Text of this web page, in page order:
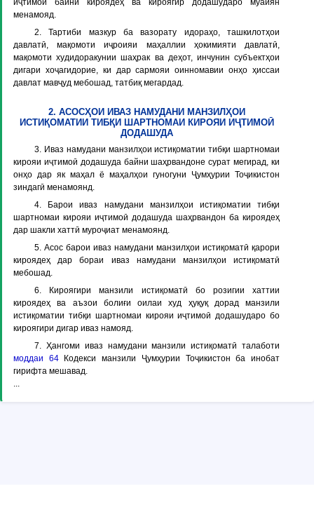
иҷтимоӣ байни кироядеҳ ва кироягир додашударо муайян
менамояд.
2. Тартиби мазкур ба вазорату идораҳо, ташкилотҳои
давлатӣ, мақомоти иҷроияи маҳаллии ҳокимияти давлатӣ,
мақомоти худидоракунии шаҳрак ва деҳот, инчунин субъектҳои
дигари хоҷагидорие, ки дар сармояи оинномавии онҳо ҳиссаи
давлат мавҷуд мебошад, татбиқ мегардад.
2. АСОСҲОИ ИВАЗ НАМУДАНИ МАНЗИЛҲОИ
ИСТИҚОМАТИИ ТИБҚИ ШАРТНОМАИ КИРОЯИ ИҶТИМОӢ
ДОДАШУДА
3. Иваз намудани манзилҳои истиқоматии тибқи шартномаи
кирояи иҷтимоӣ додашуда байни шаҳрвандоне сурат мегирад, ки
онҳо дар як маҳал ё маҳалҳои гуногуни Ҷумҳурии Тоҷикистон
зиндагӣ менамоянд.
4. Барои иваз намудани манзилҳои истиқоматии тибқи
шартномаи кирояи иҷтимоӣ додашуда шаҳрвандон ба кироядеҳ
дар шакли хаттӣ муроҷиат менамоянд.
5. Асос барои иваз намудани манзилҳои истиқоматӣ қарори
кироядеҳ дар бораи иваз намудани манзилҳои истиқоматӣ
мебошад.
6. Кироягири манзили истиқоматӣ бо розигии хаттии
кироядеҳ ва аъзои болиғи оилаи худ ҳуқуқ дорад манзили
истиқоматии тибқи шартномаи кирояи иҷтимоӣ додашударо бо
кироягири дигар иваз намояд.
7. Ҳангоми иваз намудани манзили истиқоматӣ талаботи
моддаи 64Кодекси манзили Ҷумҳурии Тоҷикистон ба инобат
гирифта мешавад.
...